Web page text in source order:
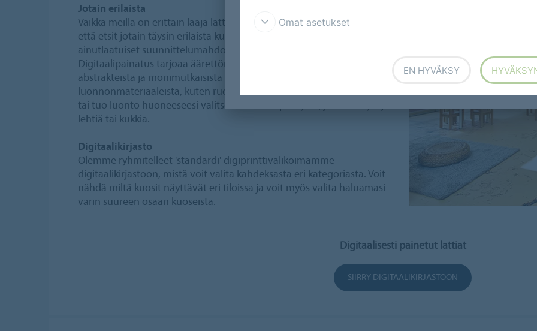
Jotain erilaista
Vaikka meillä on erittäin laaja lattiavalikoima, voimme silti kuvitella,
että etsit jotain täysin erilaista kuosia. Digitaalipainatus tarjoaa
ainutlaatuiset suunnittelumahdollisuudet sekä vinyylille että Flotexille.
Digitaalipainatus tarjoaa äärettömästi suunnitteluvaihtoehtoja aina
abstrakteista ja monimutkaisista värispektreistä realistisiin kuviin
luonnonmateriaaleista, kuten ruohosta ja vedestä. Luo 3D-vaikutelma
tai tuo luonto huoneeseesi valitsemalla lattiapäällyste, jossa on syksyn
lehtiä tai kukkia.
Digitaalikirjasto
Olemme ryhmitelleet 'standardi' digiprinttivalikoimamme
digitaalikirjastoon, mistä voit valita kahdeksasta eri kategoriasta. Voit
nähdä miltä kuosit näyttävät eri tiloissa ja voit myös valita haluamasi
värin suureen osaan kuoseista.
Digitaalisesti painetut lattiat
SIIRRY DIGITAALIKIRJASTOON
Omat asetukset
EN HYVÄKSY